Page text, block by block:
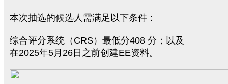
本次抽选的候选人需满足以下条件：
综合评分系统（CRS）最低分408 分；以及
在2025年5月26日之前创建EE资料。